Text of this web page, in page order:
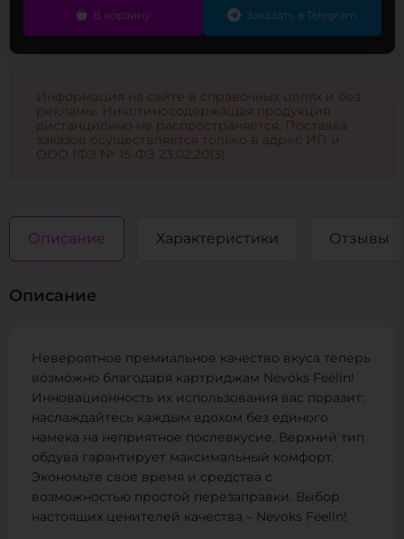
В корзину Заказать в Telegram
Информация на сайте в справочных целях и без
рекламы. Никотиносодержащая продукция
дистанционно не распространяется. Поставка
заказов осуществляется только в адрес ИП и
ООО (ФЗ № 15-ФЗ 23.02.2013)
Описание Характеристики Отзывы
Описание
Невероятное премиальное качество вкуса теперь
возможно благодаря картриджам Nevoks Feelin!
Инновационность их использования вас поразит:
наслаждайтесь каждым вдохом без единого
намека на неприятное послевкусие. Верхний тип
обдува гарантирует максимальный комфорт.
Экономьте свое время и средства с
возможностью простой перезаправки. Выбор
настоящих ценителей качества – Nevoks Feelin!